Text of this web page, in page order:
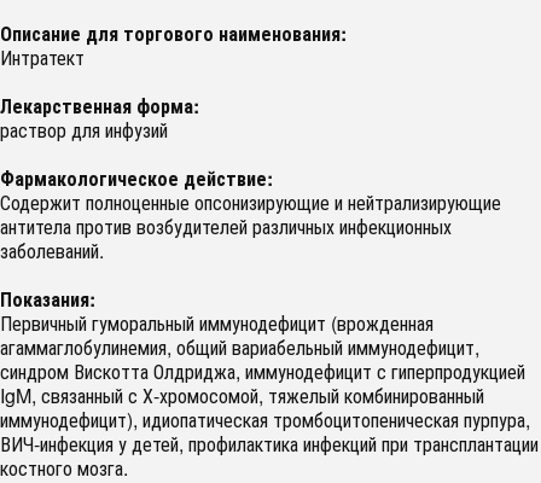
Описание для торгового наименования:
Интратект
Лекарственная форма:
раствор для инфузий
Фармакологическое действие:
Содержит полноценные опсонизирующие и нейтрализирующие
антитела против возбудителей различных инфекционных
заболеваний.
Показания:
Первичный гуморальный иммунодефицит (врожденная
агаммаглобулинемия, общий вариабельный иммунодефицит,
синдром Вискотта Олдриджа, иммунодефицит с гиперпродукцией
IgM, связанный с Х-хромосомой, тяжелый комбинированный
иммунодефицит), идиопатическая тромбоцитопеническая пурпура,
ВИЧ-инфекция у детей, профилактика инфекций при трансплантации
костного мозга.